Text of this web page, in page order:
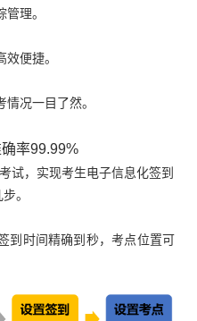
理。
便捷。
况一目了然。
率99.99%
试，实现考生电子信息化签到
。
到时间精确到秒，考点位置可